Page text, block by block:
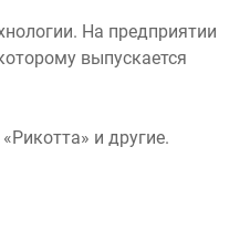
На предприятии
выпускается
и другие.